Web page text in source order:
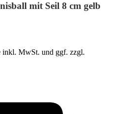
mit Seil 8 cm gelb
MwSt. und ggf. zzgl.